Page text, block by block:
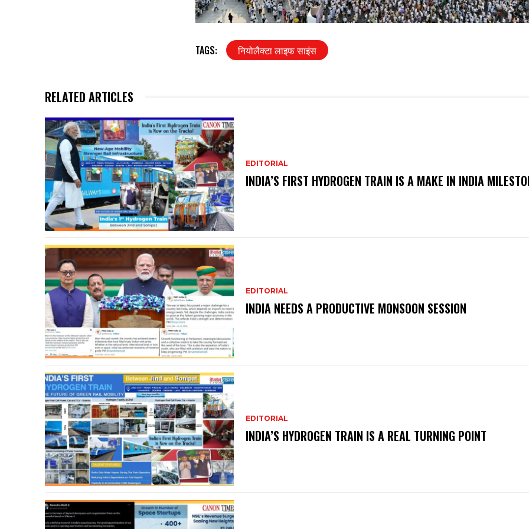
TAGS: नियोलैक्‍टा लाइफ साइंस
RELATED ARTICLES
EDITORIAL
INDIA’S FIRST HYDROGEN TRAIN IS A MAKE IN INDIA
EDITORIAL
INDIA NEEDS A PRODUCTIVE MONSOON SESSION
EDITORIAL
INDIA’S HYDROGEN TRAIN IS A REAL TURNING POINT